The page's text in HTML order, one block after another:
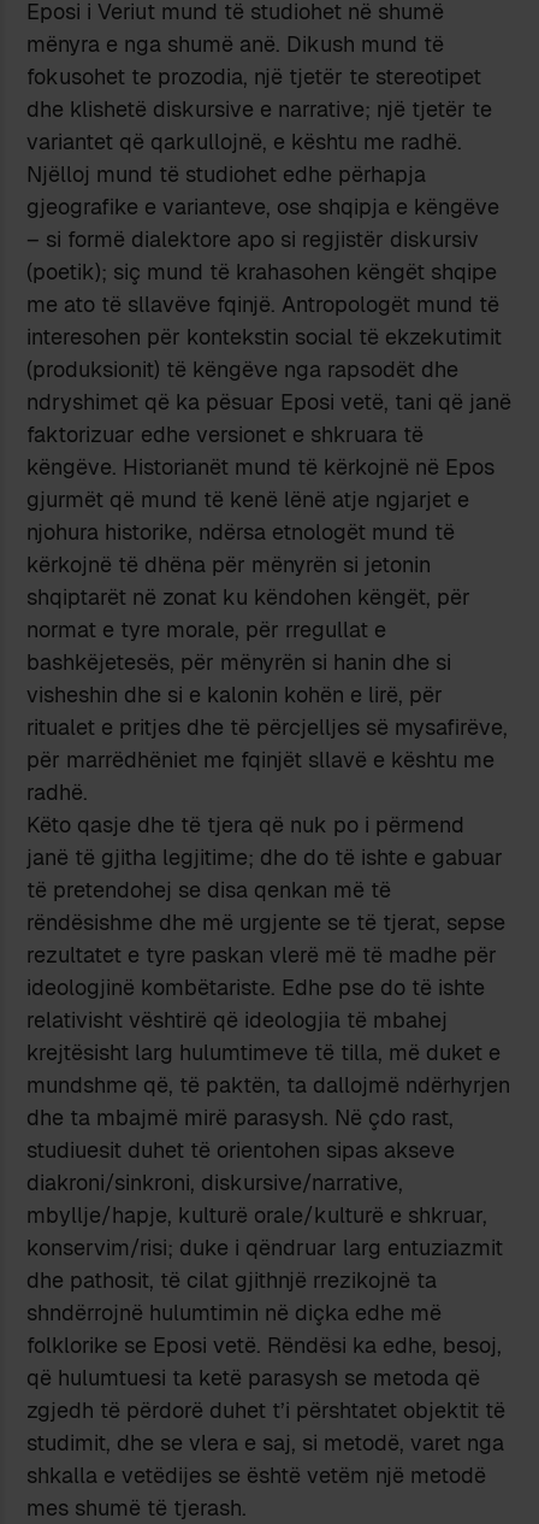
Eposi i Veriut mund të studiohet në shumë
mënyra e nga shumë anë. Dikush mund të
fokusohet te prozodia, një tjetër te stereotipet
dhe klishetë diskursive e narrative; një tjetër te
variantet që qarkullojnë, e kështu me radhë.
Njëlloj mund të studiohet edhe përhapja
gjeografike e varianteve, ose shqipja e këngëve
– si formë dialektore apo si regjistër diskursiv
(poetik); siç mund të krahasohen këngët shqipe
me ato të sllavëve fqinjë. Antropologët mund të
interesohen për kontekstin social të ekzekutimit
(produksionit) të këngëve nga rapsodët dhe
ndryshimet që ka pësuar Eposi vetë, tani që janë
faktorizuar edhe versionet e shkruara të
këngëve. Historianët mund të kërkojnë në Epos
gjurmët që mund të kenë lënë atje ngjarjet e
njohura historike, ndërsa etnologët mund të
kërkojnë të dhëna për mënyrën si jetonin
shqiptarët në zonat ku këndohen këngët, për
normat e tyre morale, për rregullat e
bashkëjetesës, për mënyrën si hanin dhe si
visheshin dhe si e kalonin kohën e lirë, për
ritualet e pritjes dhe të përcjelljes së mysafirëve,
për marrëdhëniet me fqinjët sllavë e kështu me
radhë.
Këto qasje dhe të tjera që nuk po i përmend
janë të gjitha legjitime; dhe do të ishte e gabuar
të pretendohej se disa qenkan më të
rëndësishme dhe më urgjente se të tjerat, sepse
rezultatet e tyre paskan vlerë më të madhe për
ideologjinë kombëtariste. Edhe pse do të ishte
relativisht vështirë që ideologjia të mbahej
krejtësisht larg hulumtimeve të tilla, më duket e
mundshme që, të paktën, ta dallojmë ndërhyrjen
dhe ta mbajmë mirë parasysh. Në çdo rast,
studiuesit duhet të orientohen sipas akseve
diakroni/sinkroni, diskursive/narrative,
mbyllje/hapje, kulturë orale/kulturë e shkruar,
konservim/risi; duke i qëndruar larg entuziazmit
dhe pathosit, të cilat gjithnjë rrezikojnë ta
shndërrojnë hulumtimin në diçka edhe më
folklorike se Eposi vetë. Rëndësi ka edhe, besoj,
që hulumtuesi ta ketë parasysh se metoda që
zgjedh të përdorë duhet t’i përshtatet objektit të
studimit, dhe se vlera e saj, si metodë, varet nga
shkalla e vetëdijes se është vetëm një metodë
mes shumë të tjerash.